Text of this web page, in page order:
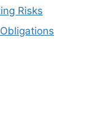
Risks